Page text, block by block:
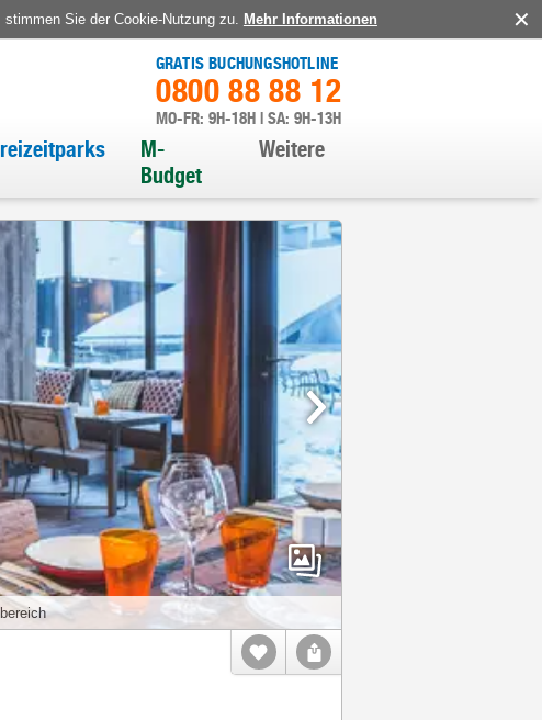
Sie der Cookie-Nutzung zu. Mehr Informationen
GRATIS BUCHUNGSHOTLINE
0800 88 88 12
MO-FR: 9H-18H | SA: 9H-13H
M-
Budget
Weitere